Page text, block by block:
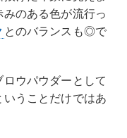
のある色が流行っ
とのバランスも◎で
ウパウダーとして
うことだけではあ